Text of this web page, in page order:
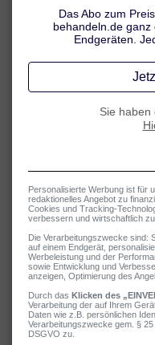
Pfefferminzöl
Pfefferminzöl ist
äußerlichen Anwendung
Verträglichkeit. Das
schmerzende Stellen
dem 6. Lebensjahr